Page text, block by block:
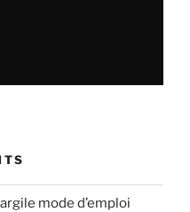
mode d’emploi